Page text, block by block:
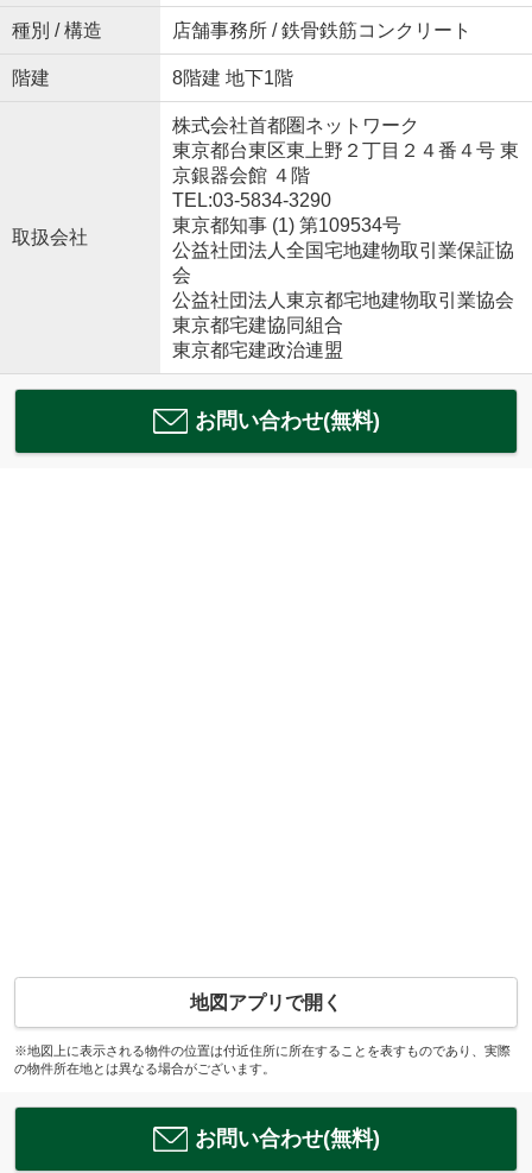
種別 / 構造 店舗事務所 / 鉄骨鉄筋コンクリート
階建 8階建 地下1階
取扱会社
株式会社首都圏ネットワーク
東京都台東区東上野２丁目２４番４号 東
京銀器会館 ４階
TEL:03-5834-3290
東京都知事 (1) 第109534号
公益社団法人全国宅地建物取引業保証協
会
公益社団法人東京都宅地建物取引業協会
東京都宅建協同組合
東京都宅建政治連盟
お問い合わせ(無料)
地図アプリで開く
※地図上に表示される物件の位置は付近住所に所在することを表すものであり、実際
の物件所在地とは異なる場合がございます。
お問い合わせ(無料)